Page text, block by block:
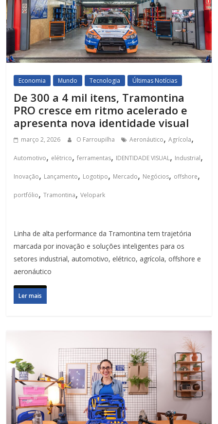
Economia Mundo Tecnologia Últimas Notícias
De 300 a 4 mil itens, Tramontina
PRO cresce em ritmo acelerado e
apresenta nova identidade visual
março 2, 2026 O Farroupilha Aeronáutico,Agrícola,
Automotivo, elétrico,ferramentas, IDENTIDADE VISUAL, Industrial,
Inovação, Lançamento, Logotipo, Mercado, Negócios, offshore,
portfólio,Tramontina,Velopark
Linha de alta performance da Tramontina tem trajetória
marcada por inovação e soluções inteligentes para os
setores industrial, automotivo, elétrico, agrícola, offshore e
aeronáutico
Ler mais